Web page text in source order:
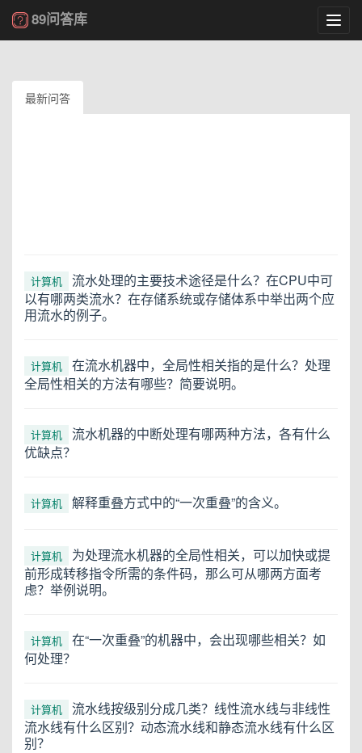
89问答库
最新问答
计算机
流水处理的主要技术途径是什么？在CPU中可
以有哪两类流水？在存储系统或存储体系中举出两个应
用流水的例子。
计算机
在流水机器中，全局性相关指的是什么？处理
全局性相关的方法有哪些？简要说明。
计算机
流水机器的中断处理有哪两种方法，各有什么
优缺点？
计算机 解释重叠方式中的“一次重叠”的含义。
计算机
为处理流水机器的全局性相关，可以加快或提
前形成转移指令所需的条件码，那么可从哪两方面考
虑？举例说明。
计算机
在“一次重叠”的机器中，会出现哪些相关？如
何处理？
计算机
流水线按级别分成几类？线性流水线与非线性
流水线有什么区别？动态流水线和静态流水线有什么区
别？